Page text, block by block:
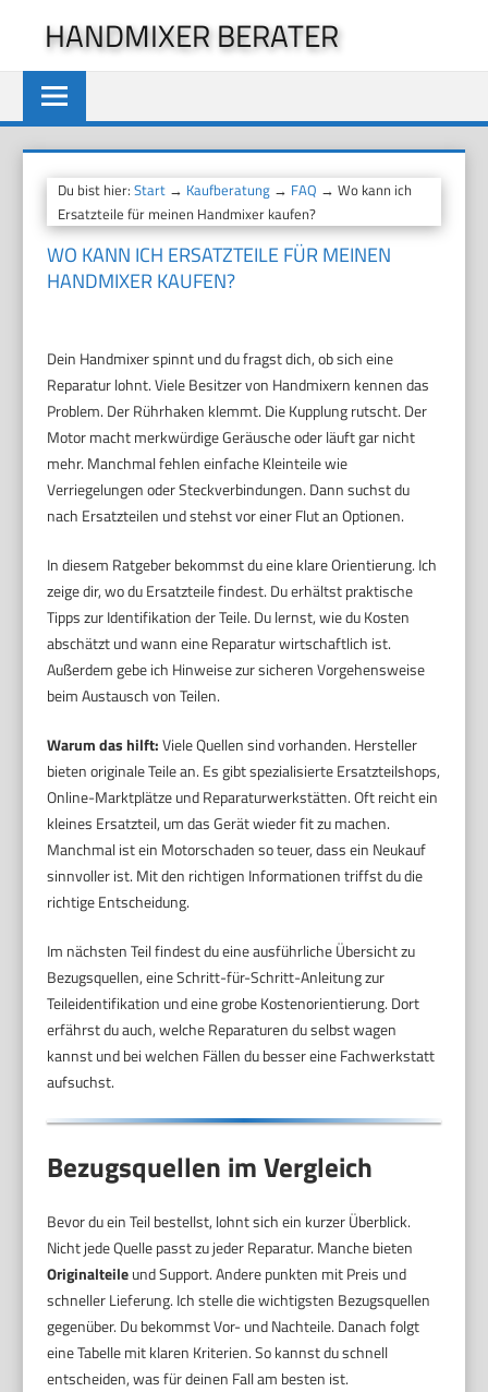
springen
HANDMIXER BERATER
Du bist hier:Start → Kaufberatung → FAQ → Wo kann ich
Ersatzteile für meinen Handmixer kaufen?
WO KANN ICH ERSATZTEILE FÜR MEINEN
HANDMIXER KAUFEN?
Dein Handmixer spinnt und du fragst dich, ob sich eine
Reparatur lohnt. Viele Besitzer von Handmixern kennen das
Problem. Der Rührhaken klemmt. Die Kupplung rutscht. Der
Motor macht merkwürdige Geräusche oder läuft gar nicht
mehr. Manchmal fehlen einfache Kleinteile wie
Verriegelungen oder Steckverbindungen. Dann suchst du
nach Ersatzteilen und stehst vor einer Flut an Optionen.
In diesem Ratgeber bekommst du eine klare Orientierung. Ich
zeige dir, wo du Ersatzteile findest. Du erhältst praktische
Tipps zur Identifikation der Teile. Du lernst, wie du Kosten
abschätzt und wann eine Reparatur wirtschaftlich ist.
Außerdem gebe ich Hinweise zur sicheren Vorgehensweise
beim Austausch von Teilen.
Warum das hilft:Viele Quellen sind vorhanden. Hersteller
bieten originale Teile an. Es gibt spezialisierte Ersatzteilshops,
Online-Marktplätze und Reparaturwerkstätten. Oft reicht ein
kleines Ersatzteil, um das Gerät wieder fit zu machen.
Manchmal ist ein Motorschaden so teuer, dass ein Neukauf
sinnvoller ist. Mit den richtigen Informationen triffst du die
richtige Entscheidung.
Im nächsten Teil findest du eine ausführliche Übersicht zu
Bezugsquellen, eine Schritt-für-Schritt-Anleitung zur
Teileidentifikation und eine grobe Kostenorientierung. Dort
erfährst du auch, welche Reparaturen du selbst wagen
kannst und bei welchen Fällen du besser eine Fachwerkstatt
aufsuchst.
Bezugsquellen im Vergleich
Bevor du ein Teil bestellst, lohnt sich ein kurzer Überblick.
Nicht jede Quelle passt zu jeder Reparatur. Manche bieten
Originalteileund Support. Andere punkten mit Preis und
schneller Lieferung. Ich stelle die wichtigsten Bezugsquellen
gegenüber. Du bekommst Vor- und Nachteile. Danach folgt
eine Tabelle mit klaren Kriterien. So kannst du schnell
entscheiden, was für deinen Fall am besten ist.